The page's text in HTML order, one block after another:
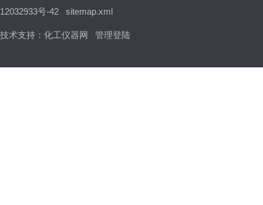
12032933号-42 sitemap.xml
技术支持： 化工仪器网 管理登陆